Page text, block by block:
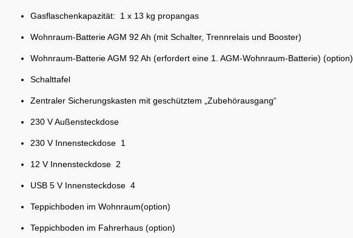
Gasflaschenkapazität: 1 x 13 kg propangas
Wohnraum-Batterie AGM 92 Ah (mit Schalter, Trennrelais und Booster)
Wohnraum-Batterie AGM 92 Ah (erfordert eine 1. AGM-Wohnraum-Batterie) (option)
Schalttafel
Zentraler Sicherungskasten mit geschütztem „Zubehörausgang“
230 V Außensteckdose
230 V Innensteckdose 1
12 V Innensteckdose 2
USB 5 V Innensteckdose 4
Teppichboden im Wohnraum(option)
Teppichboden im Fahrerhaus (option)